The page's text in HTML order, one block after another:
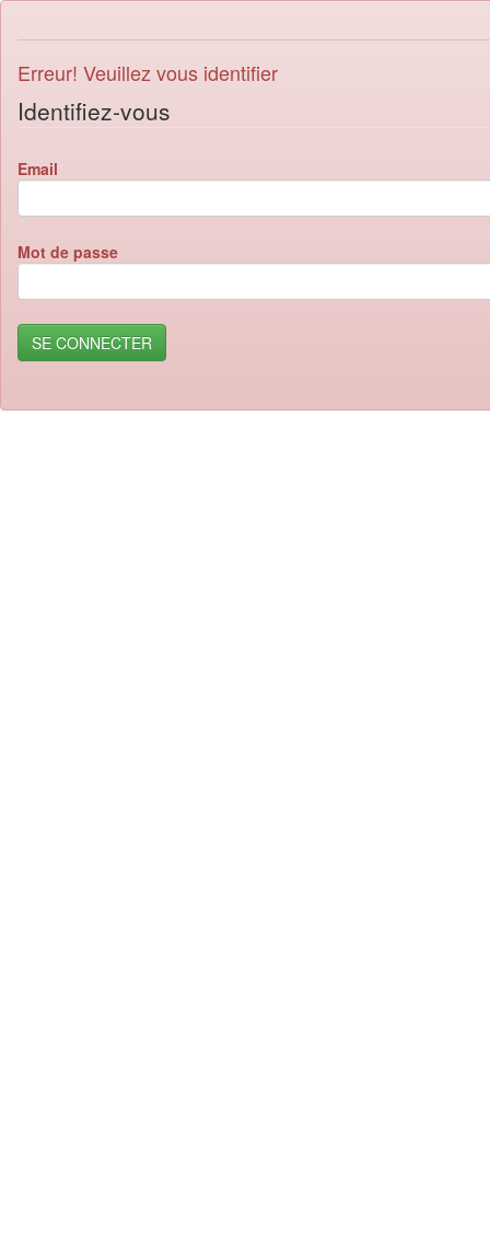
Erreur! Veuillez vous identifier
Identifiez-vous
Email
Mot de passe
SE CONNECTER